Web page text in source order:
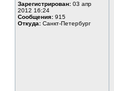
Зарегистрирован: 03 апр
2012 16:24
Сообщения: 915
Откуда: Санкт-Петербург